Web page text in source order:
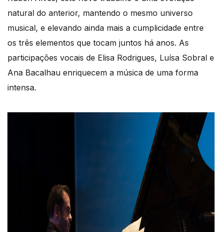
natural do anterior, mantendo o mesmo universo
musical, e elevando ainda mais a cumplicidade entre
os três elementos que tocam juntos há anos. As
participações vocais de Elisa Rodrigues, Luísa Sobral e
Ana Bacalhau enriquecem a música de uma forma
intensa.